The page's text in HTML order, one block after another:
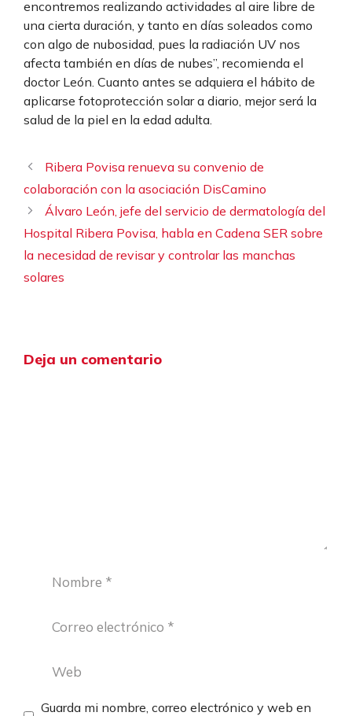
encontremos realizando actividades al aire libre de
una cierta duración, y tanto en días soleados como
con algo de nubosidad, pues la radiación UV nos
afecta también en días de nubes”, recomienda el
doctor León. Cuanto antes se adquiera el hábito de
aplicarse fotoprotección solar a diario, mejor será la
salud de la piel en la edad adulta.
Ribera Povisa renueva su convenio de
colaboración con la asociación DisCamino
Álvaro León, jefe del servicio de dermatología del
Hospital Ribera Povisa, habla en Cadena SER sobre
la necesidad de revisar y controlar las manchas
solares
Deja un comentario
electrónico
Guarda mi nombre, correo electrónico y web en